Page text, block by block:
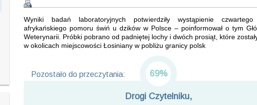
Wyniki badań laboratoryjnych potwierdziły wystąpienie czwartego
afrykańskiego pomoru świń u dzików w Polsce – poinformował o tym
Weterynarii. Próbki pobrano od padniętej lochy i dwóch prosiąt, które
w okolicach miejscowości Łosiniany w pobliżu granicy polsk
Pozostało do przeczytania: 69%
Drogi Czytelniku,